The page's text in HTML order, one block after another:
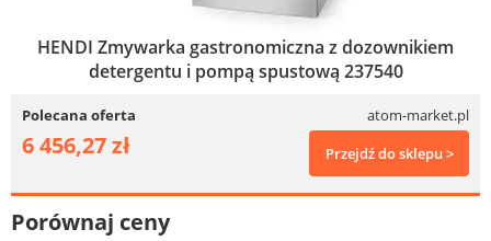
HENDI Zmywarka gastronomiczna z dozownikiem
detergentu i pompą spustową 237540
Polecana oferta atom-market.pl
6 456,27 zł Przejdź do sklepu >
Porównaj ceny